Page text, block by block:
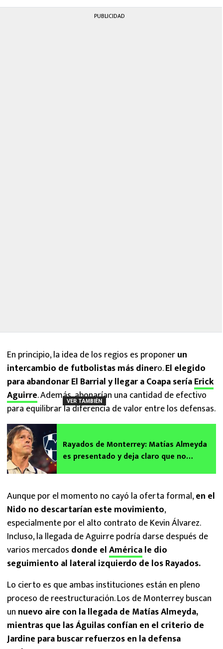
PUBLICIDAD
En principio, la idea de los regios es proponerun
intercambio de futbolistas más dinero.El elegido
para abandonar El Barrial y llegar a Coapa seríaErick
Aguirre. Además, abonarían una cantidad de efectivo
para equilibrar la diferencia de valor entre los defensas.
VER TAMBIÉN
Rayados de Monterrey: Matías Almeyda
es presentado y deja claro que no
Aunque por el momento no cayó la oferta formal,en el
Nido no descartarían este movimiento,
especialmente por el alto contrato de Kevin Álvarez.
Incluso, la llegada de Aguirre podría darse después de
varios mercados donde elAméricale dio
seguimiento al lateral izquierdo de los Rayados.
Lo cierto es que ambas instituciones están en pleno
proceso de reestructuración. Los de Monterrey buscan
un nuevo aire con la llegada de Matías Almeyda,
mientras que las Águilas confían en el criterio de
Jardine para buscar refuerzos en la defensa